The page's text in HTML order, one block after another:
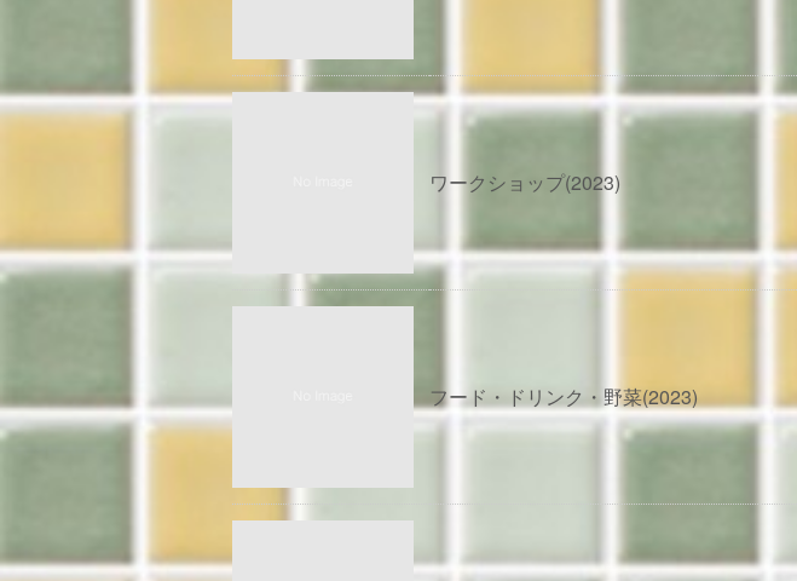
ワークショップ(2023)
フード・ドリンク・野菜(2023)